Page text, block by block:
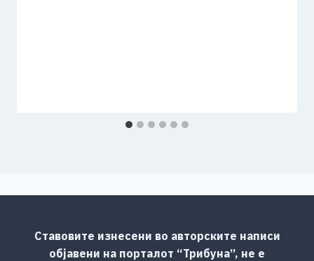
Ставовите изнесени во авторските написи
објавени на порталот “Трибуна”, не е